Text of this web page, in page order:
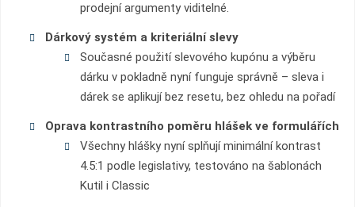
prodejní argumenty viditelné.
Dárkový systém a kriteriální slevy
Současné použití slevového kupónu a výběru
dárku v pokladně nyní funguje správně – sleva i
dárek se aplikují bez resetu, bez ohledu na pořadí
Oprava kontrastního poměru hlášek ve formulářích
Všechny hlášky nyní splňují minimální kontrast
4.5:1 podle legislativy, testováno na šablonách
Kutil i Classic